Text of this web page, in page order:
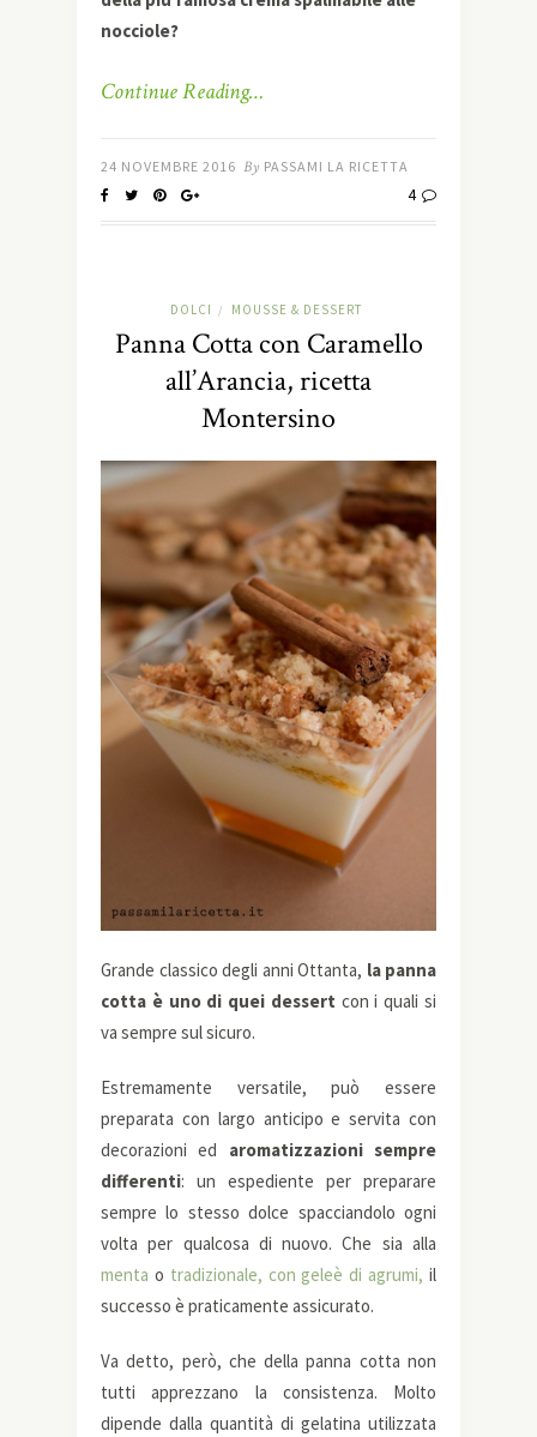
nocciole?
Continue Reading…
24 NOVEMBRE 2016 By PASSAMI LA RICETTA
4
DOLCI / MOUSSE & DESSERT
Panna Cotta con Caramello
all’Arancia, ricetta
Montersino
Grande classico degli anni Ottanta, la panna
cotta è uno di quei dessert con i quali si
va sempre sul sicuro.
Estremamente versatile, può essere
preparata con largo anticipo e servita con
decorazioni ed aromatizzazioni sempre
differenti: un espediente per preparare
sempre lo stesso dolce spacciandolo ogni
volta per qualcosa di nuovo. Che sia alla
menta o tradizionale, con geleè di agrumi,il
successo è praticamente assicurato.
Va detto, però, che della panna cotta non
tutti apprezzano la consistenza. Molto
dipende dalla quantità di gelatina utilizzata